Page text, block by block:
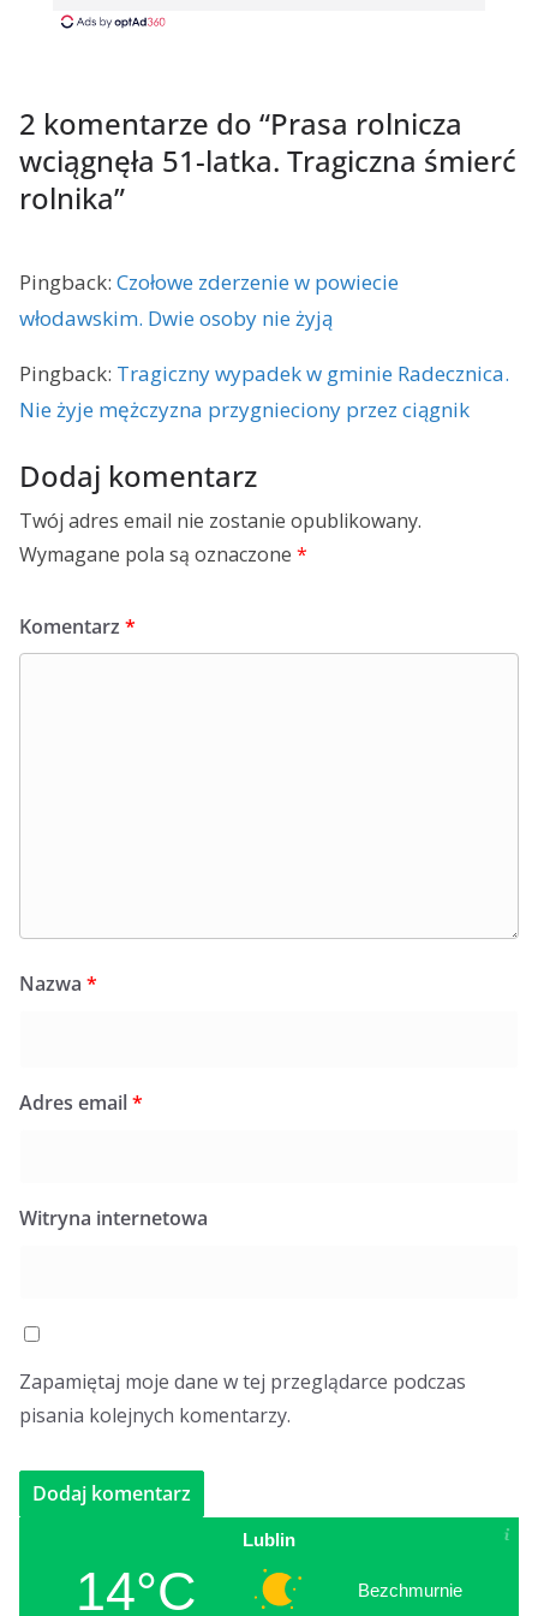
2 komentarze do “Prasa rolnicza
wciągnęła 51-latka. Tragiczna śmierć
rolnika”
Pingback: Czołowe zderzenie w powiecie
włodawskim. Dwie osoby nie żyją
Pingback: Tragiczny wypadek w gminie Radecznica.
Nie żyje mężczyzna przygnieciony przez ciągnik
Dodaj komentarz
Twój adres email nie zostanie opublikowany.
Wymagane pola są oznaczone *
Komentarz *
Nazwa *
Adres email*
Witryna internetowa
Zapamiętaj moje dane w tej przeglądarce podczas
pisania kolejnych komentarzy.
Lublin
14°C Bezchmurnie